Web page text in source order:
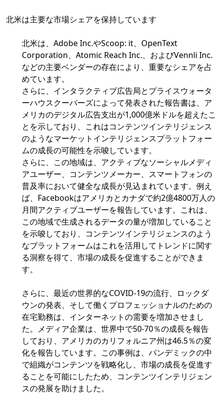
北米は主要な市場シェアを保持しています
北米は、Adobe Inc.やScoop: it、OpenText
Corporation、Atomic Reach Inc.、およびVennli Inc.
などの主要ベンダーの存在により、重要なシェアを占
めています。
さらに、インタラクティブ広告局とプライスウォータ
ーハウスクーパーズによって発表された報告書は、ア
メリカのデジタル広告支出が1,000億米ドルを超えたこ
とを示しており、これはコンテンツインテリジェンス
のようなマーケットインテリジェンスプラットフォー
ムの成長の可能性を示唆しています。
さらに、この地域は、アクティブなソーシャルメディ
アユーザー、コンテンツメーカー、スマートフォンの
普及率において健全な成長が見込まれています。例え
ば、Facebookはアメリカとカナダで約2億4800万人の
月間アクティブユーザーを報告しています。これは、
この地域で生成されるデータの量が増加していること
を示唆しており、コンテンツインテリジェンスのよう
なプラットフォームはこれを活用してトレンドに関す
る洞察を得て、市場の成長を促進することができま
す。
さらに、最近の世界的なCOVID-19の流行、ロックダ
ウンの発表、そして働くプロフェッショナルのための
在宅勤務は、インターネットの需要を増加させまし
た。メディア企業は、世界中で50-70％の成長を報告
しており、アメリカのカリフォルニア州は46.5％の変
化を報告しています。この事例は、パンデミックの中
で組織がコンテンツを戦略化し、市場の成長を促進す
ることを可能にしたため、コンテンツインテリジェン
スの発展を助けました。